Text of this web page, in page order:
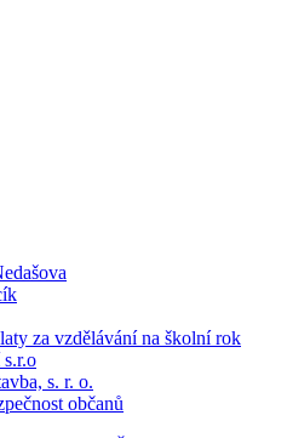
za vzdělávání na školní rok
s. r. o.
občanů